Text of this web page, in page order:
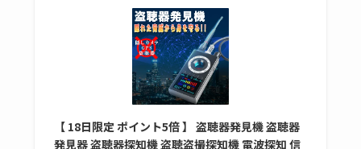
クランベリージュー
スはコンビニで売っ
てる？薬局やイオン
は？おすすめや効果
も調査
【 18日限定 ポイント5倍 】 盗聴器発見機 盗聴器
発見器 盗聴器探知機 盗聴盗撮探知機 電波探知 信